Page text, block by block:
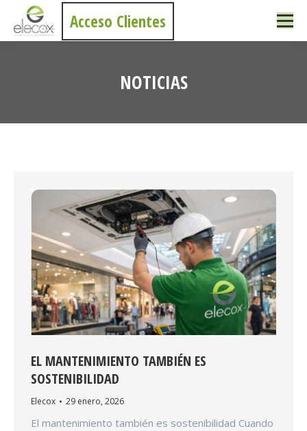
Acceso Clientes
NOTICIAS
EL MANTENIMIENTO TAMBIÉN ES
SOSTENIBILIDAD
Elecox 29 enero, 2026
El mantenimiento también es sostenibilidad Cuando